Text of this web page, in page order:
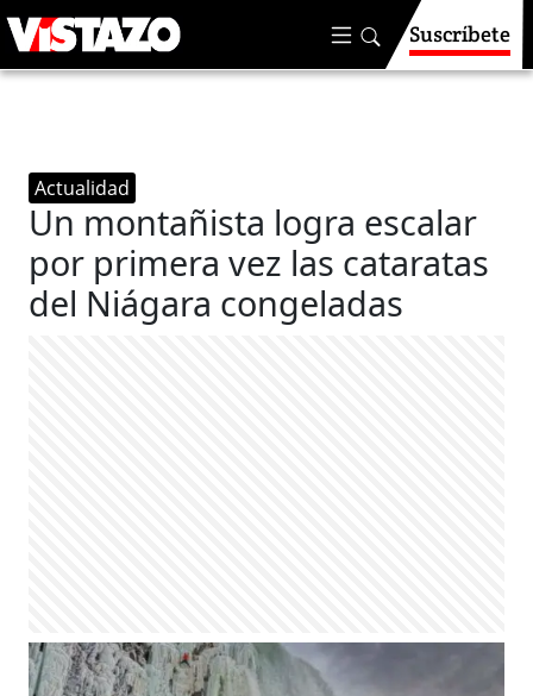
Suscríbete
Actualidad
Un montañista logra escalar
por primera vez las cataratas
del Niágara congeladas